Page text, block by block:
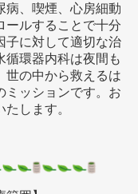
病、喫煙、心房細動
ールすることで十分
子に対して適切な治
循環器内科は夜間も
世の中から救えるは
ミッションです。お
します。